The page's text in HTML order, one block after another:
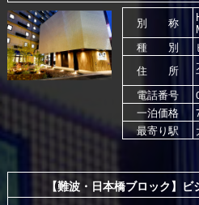
別 称
種 別
住 所
電話番号
一泊価格
最寄り駅
【難波・日本橋ブロック】